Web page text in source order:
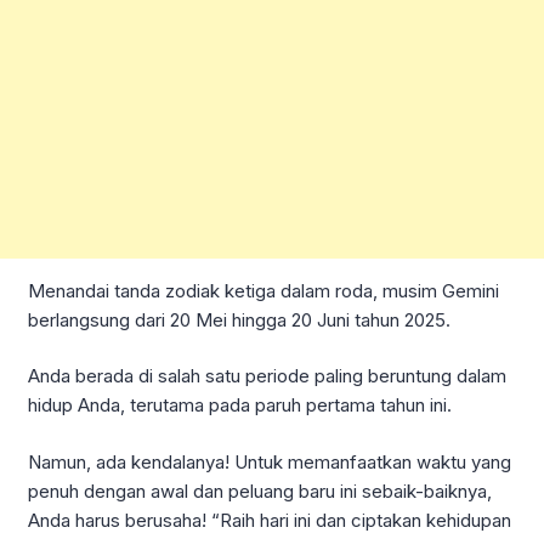
Menandai tanda zodiak ketiga dalam roda, musim Gemini
berlangsung dari 20 Mei hingga 20 Juni tahun 2025.
Anda berada di salah satu periode paling beruntung dalam
hidup Anda, terutama pada paruh pertama tahun ini.
Namun, ada kendalanya! Untuk memanfaatkan waktu yang
penuh dengan awal dan peluang baru ini sebaik-baiknya,
Anda harus berusaha! “Raih hari ini dan ciptakan kehidupan